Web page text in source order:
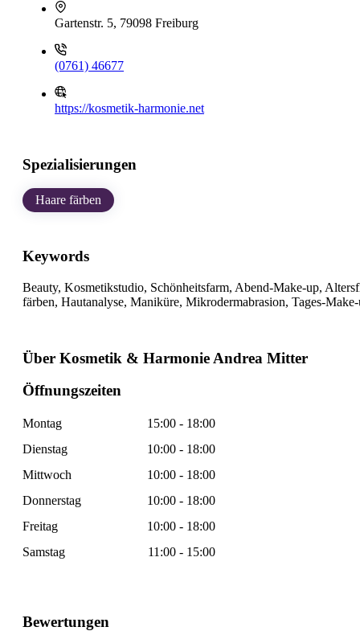
Gartenstr. 5, 79098 Freiburg
(0761) 46677
https://kosmetik-harmonie.net
Spezialisierungen
Haare färben
Keywords
Beauty, Kosmetikstudio, Schönheitsfarm, Abend-Make-up,
färben, Hautanalyse, Maniküre, Mikrodermabrasion, Tages-
Über Kosmetik & Harmonie Andrea Mitter
Öffnungszeiten
Montag
15:00 - 18:00
Dienstag
10:00 - 18:00
Mittwoch
10:00 - 18:00
Donnerstag
10:00 - 18:00
Freitag
10:00 - 18:00
Samstag
11:00 - 15:00
Bewertungen